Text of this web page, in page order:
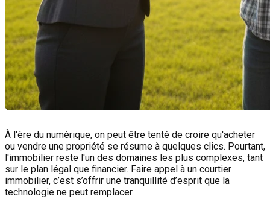
À l'ère du numérique, on peut être tenté de croire qu'acheter
ou vendre une propriété se résume à quelques clics. Pourtant,
l'immobilier reste l'un des domaines les plus complexes, tant
sur le plan légal que financier. Faire appel à un courtier
immobilier, c’est s’offrir une tranquillité d’esprit que la
technologie ne peut remplacer.